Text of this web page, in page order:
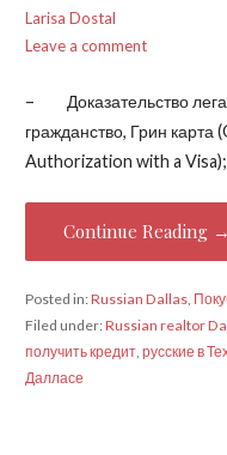
Larisa Dostal
Leave a comment
– Доказательство
гражданство, Грин
Authorization with a
Continue Reading →
Posted in:Russian Dallas,
Filed under:Russian realtor
получить кредит, русские в
Далласе